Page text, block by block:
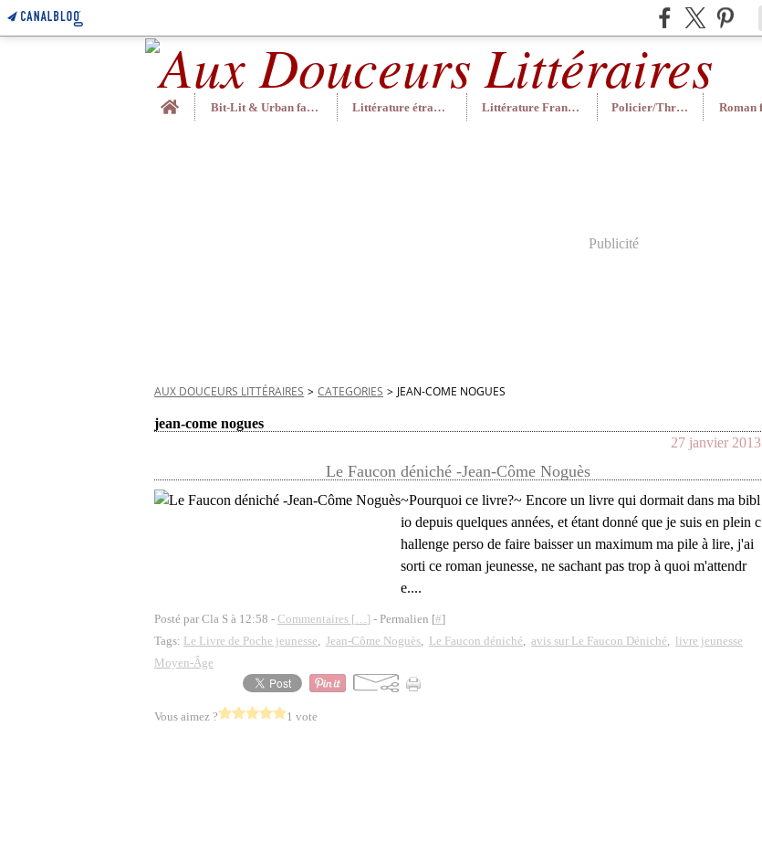
Home
Bit-Lit & Urban fantasy Littérature étrangère Littérature Française Policier/Thriller
Publicité
AUX DOUCEURS LITTÉRAIRES > CATEGORIES > JEAN-COME NOGUES
jean-come nogues
27 janvier 2013
Le Faucon déniché -Jean-Côme Noguès
~Pourquoi ce livre?~ Encore un livre qui dormait dans ma bibl
io depuis quelques années, et étant donné que je suis en plein c
hallenge perso de faire baisser un maximum ma pile à lire, j'ai
sorti ce roman jeunesse, ne sachant pas trop à quoi m'attendr
e....
Posté par Cla S à 12:58 - Commentaires […] - Permalien [#]
Tags: Le Livre de Poche jeunesse, Jean-Côme Noguès, Le Faucon déniché, avis sur Le Faucon Déniché, livre jeunesse
Moyen-Âge
Vous aimez ? 1 vote